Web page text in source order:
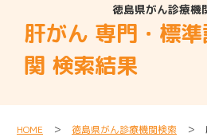
徳島県がん診療機
肝がん 専門・標
関 検索結果
HOME ＞ 徳島県がん診療機関検索 ＞